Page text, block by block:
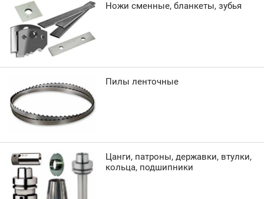
Ножи сменные, бланкеты, зубья
Пилы ленточные
Цанги, патроны, державки, втулки,
кольца, подшипники